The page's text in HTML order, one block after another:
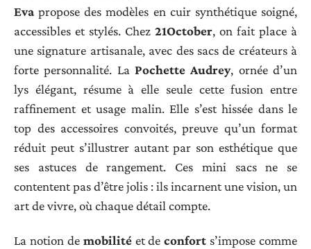
Eva propose des modèles en cuir synthétique soigné,
accessibles et stylés. Chez 21October, on fait place à
une signature artisanale, avec des sacs de créateurs à
forte personnalité. La Pochette Audrey, ornée d’un
lys élégant, résume à elle seule cette fusion entre
raffinement et usage malin. Elle s’est hissée dans le
top des accessoires convoités, preuve qu’un format
réduit peut s’illustrer autant par son esthétique que
ses astuces de rangement. Ces mini sacs ne se
contentent pas d’être jolis : ils incarnent une vision, un
art de vivre, où chaque détail compte.
La notion de mobilitéet deconfort s’impose comme